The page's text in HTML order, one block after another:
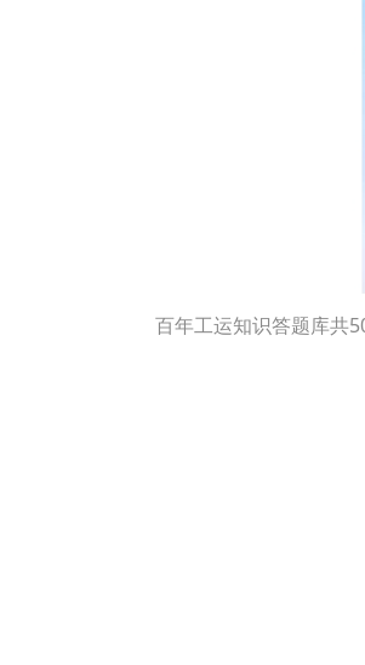
百年工运知识答题库共